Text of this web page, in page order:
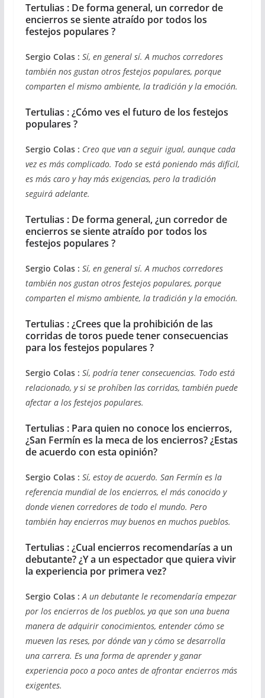
Tertulias : De forma general, un corredor de
encierros se siente atraído por todos los
festejos populares ?
Sergio Colas : Sí, en general sí. A muchos corredores
también nos gustan otros festejos populares, porque
comparten el mismo ambiente, la tradición y la emoción.
Tertulias : ¿Cómo ves el futuro de los festejos
populares ?
Sergio Colas : Creo que van a seguir igual, aunque cada
vez es más complicado. Todo se está poniendo más difícil,
es más caro y hay más exigencias, pero la tradición
seguirá adelante.
Tertulias : De forma general, ¿un corredor de
encierros se siente atraído por todos los
festejos populares ?
Sergio Colas : Sí, en general sí. A muchos corredores
también nos gustan otros festejos populares, porque
comparten el mismo ambiente, la tradición y la emoción.
Tertulias : ¿Crees que la prohibición de las
corridas de toros puede tener consecuencias
para los festejos populares ?
Sergio Colas : Sí, podría tener consecuencias. Todo está
relacionado, y si se prohíben las corridas, también puede
afectar a los festejos populares.
Tertulias : Para quien no conoce los encierros,
¿San Fermín es la meca de los encierros? ¿Estas
de acuerdo con esta opinión?
Sergio Colas : Sí, estoy de acuerdo. San Fermín es la
referencia mundial de los encierros, el más conocido y
donde vienen corredores de todo el mundo. Pero
también hay encierros muy buenos en muchos pueblos.
Tertulias : ¿Cual encierros recomendarías a un
debutante? ¿Y a un espectador que quiera vivir
la experiencia por primera vez?
Sergio Colas : A un debutante le recomendaría empezar
por los encierros de los pueblos, ya que son una buena
manera de adquirir conocimientos, entender cómo se
mueven las reses, por dónde van y cómo se desarrolla
una carrera. Es una forma de aprender y ganar
experiencia poco a poco antes de afrontar encierros más
exigentes.